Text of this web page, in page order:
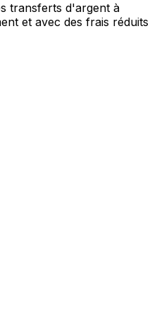
transferts d'argent à
et avec des frais réduits